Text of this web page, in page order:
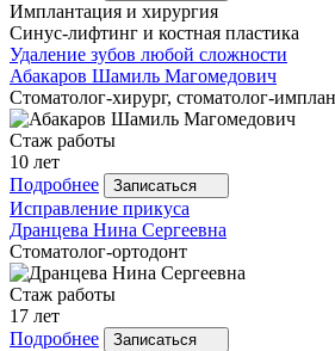
Имплантация и хирургия
Синус-лифтинг и костная пластика
Удаление зубов любой сложности
Абакаров Шамиль Магомедович
Стоматолог-хирург, стоматолог-
Стаж работы
10 лет
Подробнее
Записаться
Исправление прикуса
Дранцева Нина Сергеевна
Стоматолог-ортодонт
Стаж работы
17 лет
Подробнее
Записаться